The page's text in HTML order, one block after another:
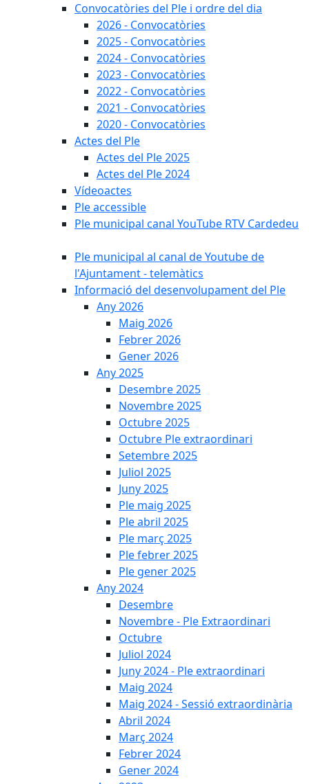
Convocatòries del Ple i ordre del dia
2026 - Convocatòries
2025 - Convocatòries
2024 - Convocatòries
2023 - Convocatòries
2022 - Convocatòries
2021 - Convocatòries
2020 - Convocatòries
Actes del Ple
Actes del Ple 2025
Actes del Ple 2024
Vídeoactes
Ple accessible
Ple municipal canal YouTube RTV Cardedeu
Ple municipal al canal de Youtube de
l'Ajuntament - telemàtics
Informació del desenvolupament del Ple
Any 2026
Maig 2026
Febrer 2026
Gener 2026
Any 2025
Desembre 2025
Novembre 2025
Octubre 2025
Octubre Ple extraordinari
Setembre 2025
Juliol 2025
Juny 2025
Ple maig 2025
Ple abril 2025
Ple març 2025
Ple febrer 2025
Ple gener 2025
Any 2024
Desembre
Novembre - Ple Extraordinari
Octubre
Juliol 2024
Juny 2024 - Ple extraordinari
Maig 2024
Maig 2024 - Sessió extraordinària
Abril 2024
Març 2024
Febrer 2024
Gener 2024